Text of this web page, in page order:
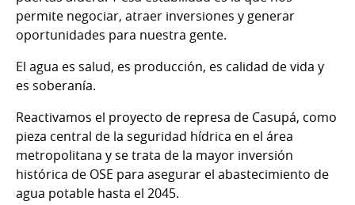
permite negociar, atraer inversiones y generar
oportunidades para nuestra gente.
El agua es salud, es producción, es calidad de vida y
es soberanía.
Reactivamos el proyecto de represa de Casupá, como
pieza central de la seguridad hídrica en el área
metropolitana y se trata de la mayor inversión
histórica de OSE para asegurar el abastecimiento de
agua potable hasta el 2045.